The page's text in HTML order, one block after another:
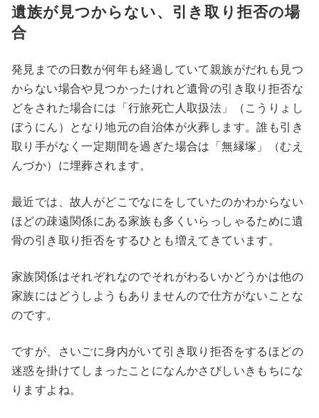
遺族が見つからない、引き取り拒否の場
合
発見までの日数が何年も経過していて親族がだれも見つ
からない場合や見つかったけれど遺骨の引き取り拒否な
どをされた場合には「行旅死亡人取扱法」（こうりょし
ぼうにん）となり地元の自治体が火葬します。誰も引き
取り手がなく一定期間を過ぎた場合は「無縁塚」（むえ
んづか）に埋葬されます。
最近では、故人がどこでなにをしていたのかわからない
ほどの疎遠関係にある家族も多くいらっしゃるために遺
骨の引き取り拒否をするひとも増えてきています。
家族関係はそれぞれなのでそれがわるいかどうかは他の
家族にはどうしようもありませんので仕方がないことな
のです。
ですが、さいごに身内がいて引き取り拒否をするほどの
迷惑を掛けてしまったことになんかさびしいきもちにな
りますよね。